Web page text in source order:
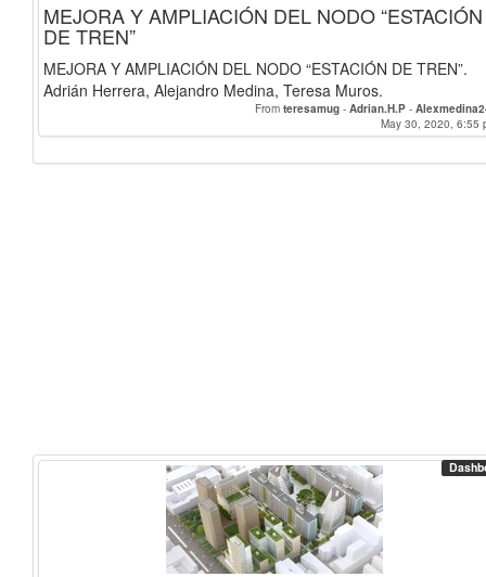
MEJORA Y AMPLIACIÓN DEL NODO “ESTACIÓN
DE TREN”
MEJORA Y AMPLIACIÓN DEL NODO “ESTACIÓN DE TREN”.
Adrián Herrera, Alejandro Medina, Teresa Muros.
From teresamug - Adrian.H.P -
May 30, 2020, 6:55